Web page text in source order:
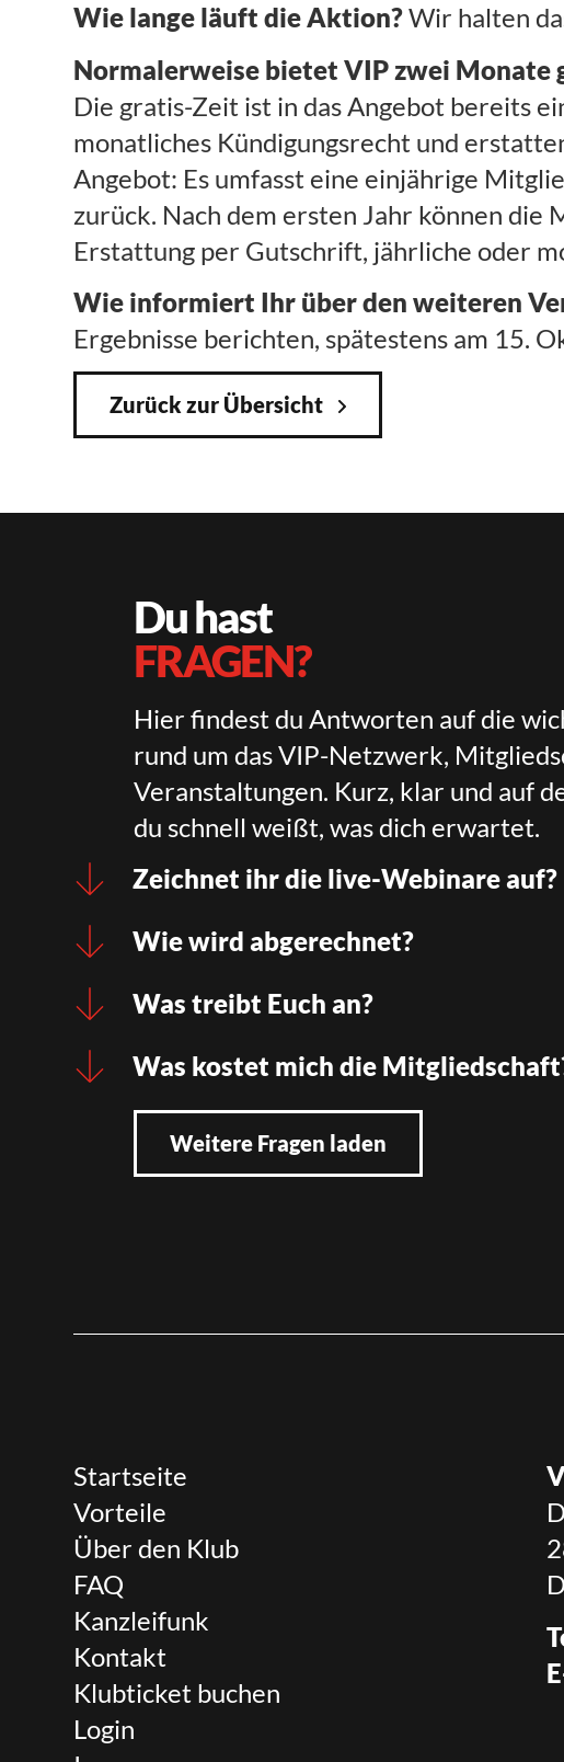
Wie lange läuft die Aktion?Wir halten
Normalerweise bietet VIP zwei
Die gratis-Zeit ist in das Angebot bereits
monatliches Kündigungsrecht und
Angebot: Es umfasst eine einjährige
zurück. Nach dem ersten Jahr können die
Erstattung per Gutschrift, jährliche oder
Wie informiert Ihr über den weiteren
Ergebnisse berichten, spätestens am 15.
Zurück zur Übersicht
Du hast
FRAGEN?
Hier findest du Antworten auf die
rund um das VIP-Netzwerk,
Veranstaltungen. Kurz, klar und auf
du schnell weißt, was dich erwartet.
Zeichnet ihr die live-Webinare auf?
Wie wird abgerechnet?
Was treibt Euch an?
Was kostet mich die
Weitere Fragen laden
Startseite
Vorteile
Über den Klub
FAQ
Kanzleifunk
Kontakt
Klubticket buchen
Login